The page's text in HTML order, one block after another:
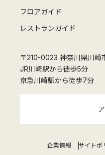
フロアガイド
レストランガイド
〒210-0023 神奈川県川崎
JR川崎駅から徒歩5分
京急川崎駅から徒歩7分
企業情報 サイトポ